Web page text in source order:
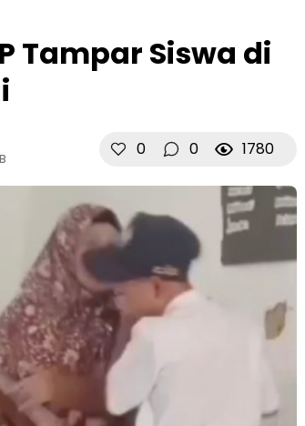
Tampar Siswa di
0 0 1780